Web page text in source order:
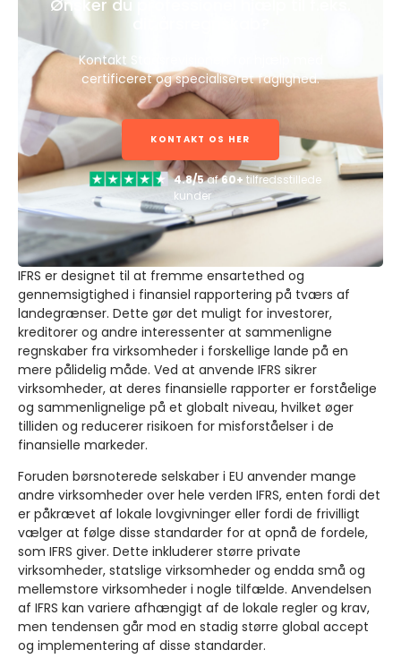
Ønsker du professionel hjælp til f.eks.
Kontakt Stadsrevisionen for hjælp med
certificeret og specialiseret faglighed.
KONTAKT OS HER
4.8/5af60+tilfredsstillede
kunder
IFRS er designet til at fremme ensartethed og
gennemsigtighed i finansiel rapportering på tværs af
landegrænser. Dette gør det muligt for investorer,
kreditorer og andre interessenter at sammenligne
regnskaber fra virksomheder i forskellige lande på en
mere pålidelig måde. Ved at anvende IFRS sikrer
virksomheder, at deres finansielle rapporter er forståelige
og sammenlignelige på et globalt niveau, hvilket øger
tilliden og reducerer risikoen for misforståelser i de
finansielle markeder.
Foruden børsnoterede selskaber i EU anvender mange
andre virksomheder over hele verden IFRS, enten fordi det
er påkrævet af lokale lovgivninger eller fordi de frivilligt
vælger at følge disse standarder for at opnå de fordele,
som IFRS giver. Dette inkluderer større private
virksomheder, statslige virksomheder og endda små og
mellemstore virksomheder i nogle tilfælde. Anvendelsen
af IFRS kan variere afhængigt af de lokale regler og krav,
men tendensen går mod en stadig større global accept
og implementering af disse standarder.